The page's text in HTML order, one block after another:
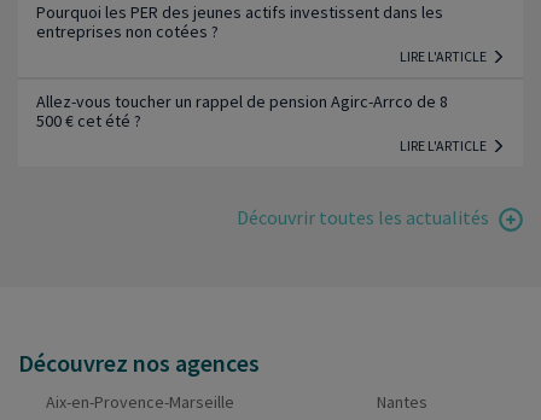
Pourquoi les PER des jeunes actifs investissent dans les
entreprises non cotées ?
LIRE L'ARTICLE
Allez-vous toucher un rappel de pension Agirc-Arrco de 8
500 € cet été ?
LIRE L'ARTICLE
Découvrir toutes les actualités
Découvrez nos agences
Aix-en-Provence-Marseille
Nantes